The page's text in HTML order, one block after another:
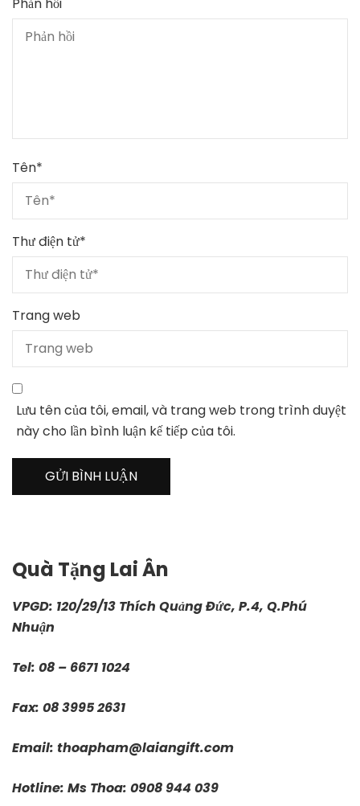
Tên*
Thư điện tử*
Trang web
Lưu tên của tôi, email, và trang web trong trình duyệt
này cho lần bình luận kế tiếp của tôi.
Quà Tặng Lai Ân
VPGD: 120/29/13 Thích Quảng Đức, P.4, Q.Phú
Nhuận
Tel: 08 – 6671 1024
Fax: 08 3995 2631
Email: thoapham@laiangift.com
Hotline: Ms Thoa: 0908 944 039